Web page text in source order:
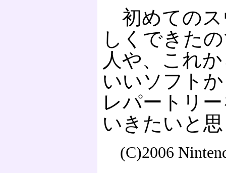
初めてのス
しくできた
人や、これ
いいソフト
レパートリ
いきたいと
(C)2006